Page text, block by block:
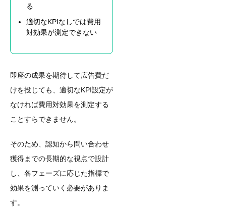
る
適切なKPIなしでは費用
対効果が測定できない
即座の成果を期待して広告費だ
けを投じても、適切なKPI設定が
なければ費用対効果を測定する
ことすらできません。
そのため、認知から問い合わせ
獲得までの長期的な視点で設計
し、各フェーズに応じた指標で
効果を測っていく必要がありま
す。